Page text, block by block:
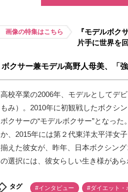
画像の特集はこちら
『モデルボク
片手に世界を
ボクサー兼モデル高野人母美、「
高校卒業の2006年、モデルとしてデ
もみ）。2010年に初観戦したボクシ
ボクサーの“モデルボクサー”となっ
か、2015年には第２代東洋太平洋女
揃えた彼女が、昨年、日本ボクシン
の選択には、彼女らしい生き様があ
タグ #インタビュー #ダイエット・